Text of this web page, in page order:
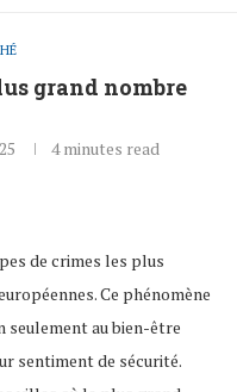
grand nombre
4 minutes read
de crimes les plus
Ce phénomène
seulement au bien-être
sentiment de sécurité.